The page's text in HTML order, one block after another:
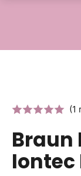
(1
Braun
Iontec